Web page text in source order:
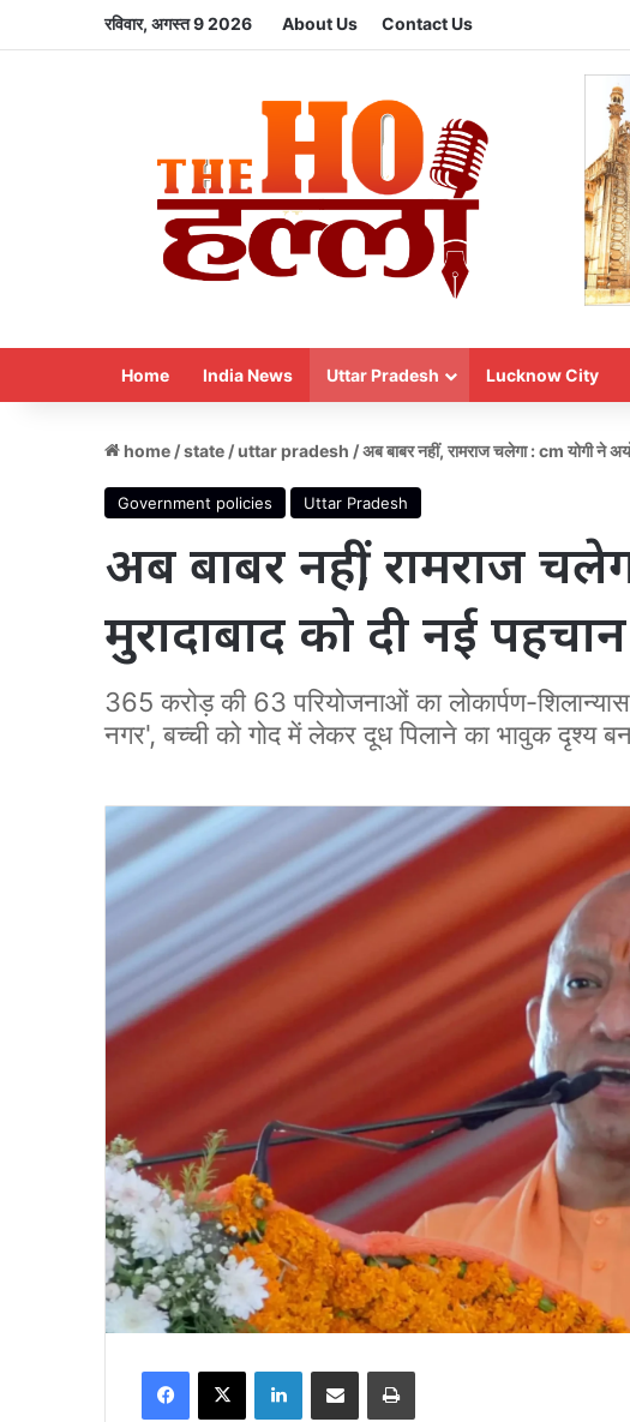
रविवार, अगस्त 9 2026 About Us Contact Us
Home India News Uttar Pradesh Lucknow City
home /state /uttar pradesh /अब बाबर नहीं, रामराज चलेगा : cm योगी ने
Government policies Uttar Pradesh
अब बाबर नहीं, रामराज
मुरादाबाद को दी नई पहचान
365 करोड़ की 63 परियोजनाओं का लोकार्पण-
नगर', बच्ची को गोद में लेकर दूध पिलाने का भावुक दृश्य
Facebook
X LinkedInShare via Email Print